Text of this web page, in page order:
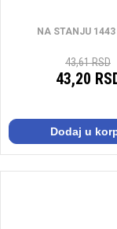
NA STANJU 1443
43,61 RSD
43,20
Dodaj u